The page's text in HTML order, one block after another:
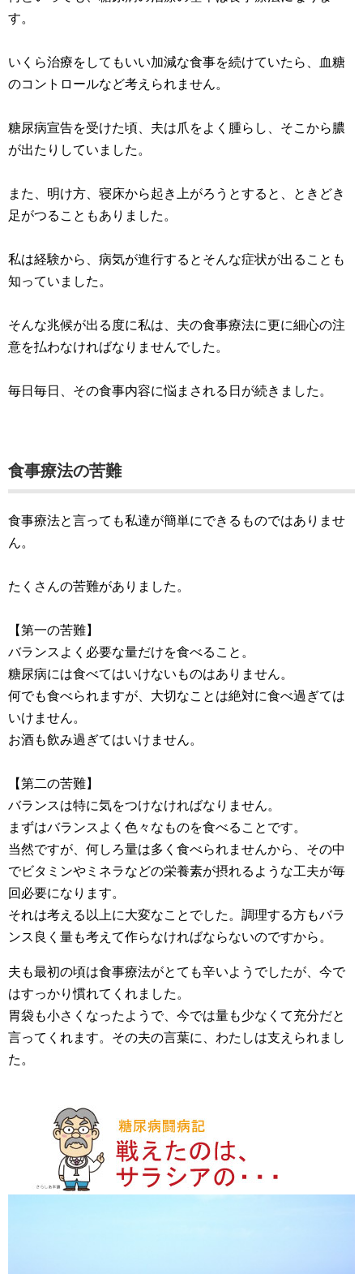
す。
いくら治療をしてもいい加減な食事を続けていたら、血糖
のコントロールなど考えられません。
糖尿病宣告を受けた頃、夫は爪をよく腫らし、そこから膿
が出たりしていました。
また、明け方、寝床から起き上がろうとすると、ときどき
足がつることもありました。
私は経験から、病気が進行するとそんな症状が出ることも
知っていました。
そんな兆候が出る度に私は、夫の食事療法に更に細心の注
意を払わなければなりませんでした。
毎日毎日、その食事内容に悩まされる日が続きました。
食事療法の苦難
食事療法と言っても私達が簡単にできるものではありませ
ん。
たくさんの苦難がありました。
【第一の苦難】
バランスよく必要な量だけを食べること。
糖尿病には食べてはいけないものはありません。
何でも食べられますが、大切なことは絶対に食べ過ぎては
いけません。
お酒も飲み過ぎてはいけません。
【第二の苦難】
バランスは特に気をつけなければなりません。
まずはバランスよく色々なものを食べることです。
当然ですが、何しろ量は多く食べられませんから、その中
でビタミンやミネラなどの栄養素が摂れるような工夫が毎
回必要になります。
それは考える以上に大変なことでした。調理する方もバラ
ンス良く量も考えて作らなければならないのですから。
夫も最初の頃は食事療法がとても辛いようでしたが、今で
はすっかり慣れてくれました。
胃袋も小さくなったようで、今では量も少なくて充分だと
言ってくれます。その夫の言葉に、わたしは支えられまし
た。